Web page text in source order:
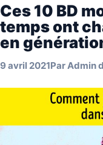
Ces 10 BD
temps ont
en
9 avril 2021ParAdmin